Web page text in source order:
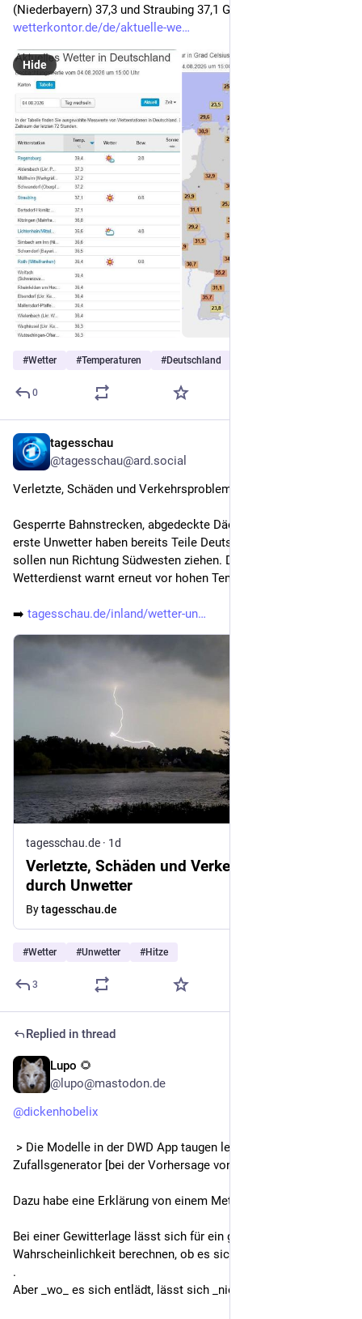
(Niederbayern) 37,3 und Straubing 37,1 Grad:
wetterkontor.de/de/aktuelle-we
Hide
#Wetter #Temperaturen #Deutschland
0
tagesschau
@tagesschau@ard.social
Verletzte, Schäden und Verkehrsprobleme durch Unwetter
Gesperrte Bahnstrecken, abgedeckte Dächer und Unfälle -
erste Unwetter haben bereits Teile Deutschlands getroffen und
sollen nun Richtung Südwesten ziehen. Der Deutsche
Wetterdienst warnt erneut vor hohen Temperaturen.
➡️ tagesschau.de/inland/wetter-un
tagesschau.de · 1d
Verletzte, Schäden und Verkehrsprobleme
durch Unwetter
Bytagesschau.de
#Wetter #Unwetter #Hitze
3
Replied in thread
Lupo 🌻
@lupo@mastodon.de
@dickenhobelix
Zufallsgenerator [bei der Vorhersage von Gewittern]
Dazu habe eine Erklärung von einem Metorologen gehört:
Bei einer Gewitterlage lässt sich für ein größeres Gebiet die
Wahrscheinlichkeit berechnen, ob es sich irgendwo entlädt.
.
Aber _wo_ es sich entlädt, lässt sich _nicht_ berechnen.